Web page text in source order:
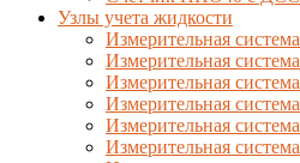
Узлы учета жидкости
Измерительная
Измерительная
Измерительная
Измерительная
Измерительная
Измерительная